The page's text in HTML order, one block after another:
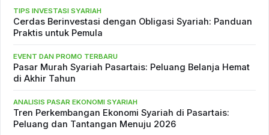
TIPS INVESTASI SYARIAH
Cerdas Berinvestasi dengan Obligasi Syariah: Panduan
Praktis untuk Pemula
EVENT DAN PROMO TERBARU
Pasar Murah Syariah Pasartais: Peluang Belanja Hemat
di Akhir Tahun
ANALISIS PASAR EKONOMI SYARIAH
Tren Perkembangan Ekonomi Syariah di Pasartais:
Peluang dan Tantangan Menuju 2026